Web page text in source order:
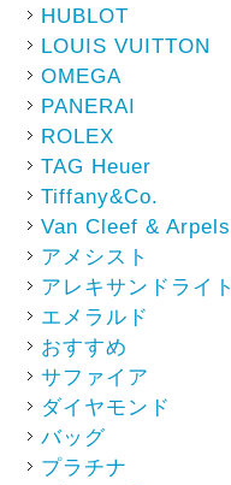
HUBLOT
LOUIS VUITTON
OMEGA
PANERAI
ROLEX
TAG Heuer
Tiffany&Co.
Van Cleef & Arpels
アメシスト
アレキサンドライト
エメラルド
おすすめ
サファイア
ダイヤモンド
バッグ
プラチナ